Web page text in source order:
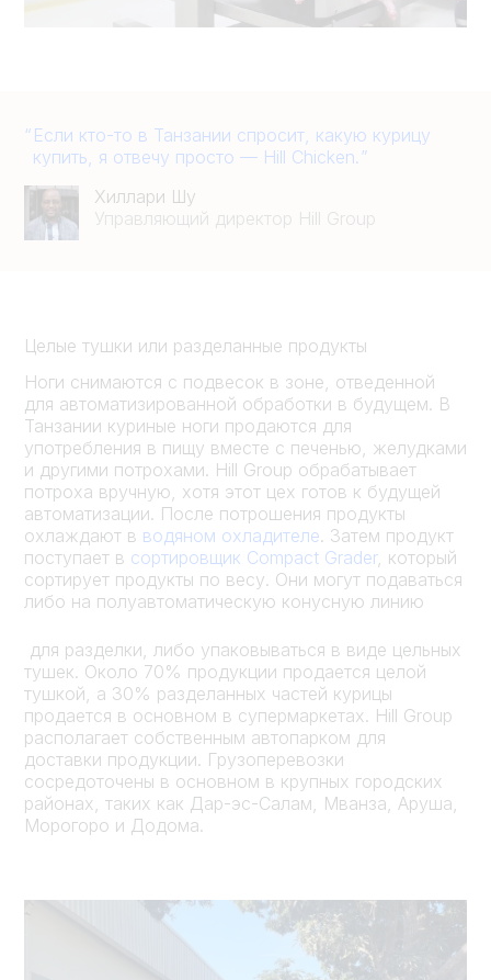
Если кто-то в Танзании спросит, какую курицу
купить, я отвечу просто — Hill Chicken.
Хиллари Шу
Управляющий директор Hill Group
Целые тушки или разделанные продукты
Ноги снимаются с подвесок в зоне, отведенной
для автоматизированной обработки в будущем. В
Танзании куриные ноги продаются для
употребления в пищу вместе с печенью, желудками
и другими потрохами. Hill Group обрабатывает
потроха вручную, хотя этот цех готов к будущей
автоматизации. После потрошения продукты
охлаждают в водяном охладителе. Затем продукт
поступает в сортировщик Compact Grader, который
сортирует продукты по весу. Они могут подаваться
либо на полуавтоматическую конусную линию
для разделки, либо упаковываться в виде цельных
тушек. Около 70% продукции продается целой
тушкой, а 30% разделанных частей курицы
продается в основном в супермаркетах. Hill Group
располагает собственным автопарком для
доставки продукции. Грузоперевозки
сосредоточены в основном в крупных городских
районах, таких как Дар-эс-Салам, Мванза, Аруша,
Морогоро и Додома.